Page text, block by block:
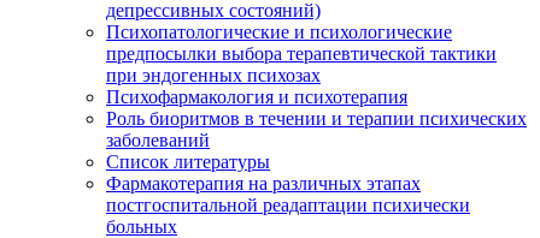
депрессивных состояний)
Психопатологические и психологические
предпосылки выбора терапевтической тактики
при эндогенных психозах
Психофармакология и психотерапия
Роль биоритмов в течении и терапии психических
заболеваний
Список литературы
Фармакотерапия на различных этапах
постгоспитальной реадаптации психически
больных